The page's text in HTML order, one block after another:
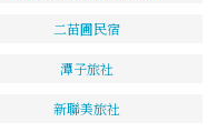
二苗圃民宿
潭子旅社
新聯美旅社